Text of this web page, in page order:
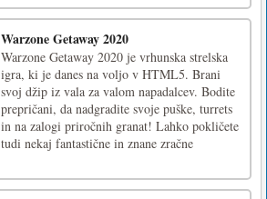
Warzone Getaway 2020
Warzone Getaway 2020 je vrhunska strelska
igra, ki je danes na voljo v HTML5. Brani
svoj džip iz vala za valom napadalcev. Bodite
prepričani, da nadgradite svoje puške, turrets
in na zalogi priročnih granat! Lahko pokličete
tudi nekaj fantastične in znane zračne